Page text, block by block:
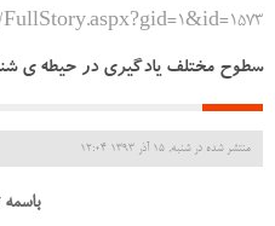
سطوح مختلف یادگیری در حیطه ی
منتشر شده در شنبه, 15 آذر 1393 12:04
باسمه